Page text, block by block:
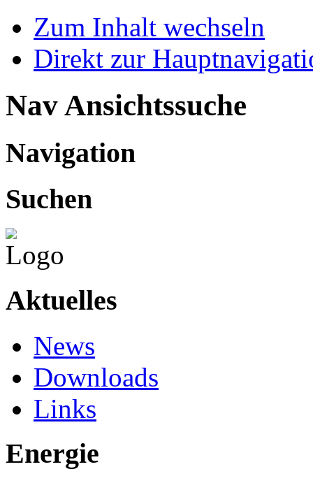
Zum Inhalt wechseln
Direkt zur
Nav Ansichtssuche
Navigation
Suchen
Aktuelles
News
Downloads
Links
Energie